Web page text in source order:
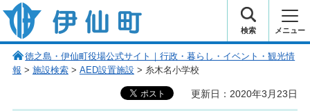
伊仙町 健康・長寿と子宝の町
検索 メニュー
徳之島・伊仙町役場公式サイト｜行政・暮らし・イベント・観光情
報 > 施設検索> AED設置施設> 糸木名小学校
更新日：2020年3月23日